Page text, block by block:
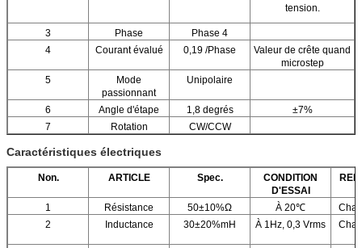
tension.
3 Phase
Phase 4
4
Courant évalué 0,19 /Phase
Valeur de crête quand
microstep
5
Mode
passionnant
Unipolaire
6 Angle d'étape 1,8 degrés
±7%
7
Rotation CW/CCW
Caractéristiques électriques
Non. ARTICLE Spec.
CONDITION
D'ESSAI
1 Résistance 50±10%Ω À 20℃
2
Inductance 30±20%mH À 1Hz, 0,3 Vrms